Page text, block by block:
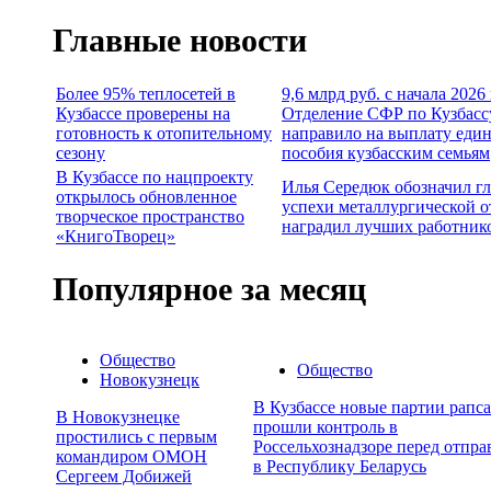
Главные новости
Более 95% теплосетей в
Кузбассе проверены на
готовность к отопительному
сезону
9,6 млрд руб. с начала 2026
Отделение СФР по
направило на выплату
пособия кузбасским семьям
В Кузбассе по нацпроекту
открылось обновленное
творческое пространство
«КнигоТворец»
Илья Середюк обозначил
успехи металлургической
наградил лучших
Популярное за месяц
Общество
Новокузнецк
В Новокузнецке
простились с первым
командиром ОМОН
Сергеем Добижей
Общество
В Кузбассе новые партии рапса
прошли контроль в
Россельхознадзоре перед
в Республику Беларусь